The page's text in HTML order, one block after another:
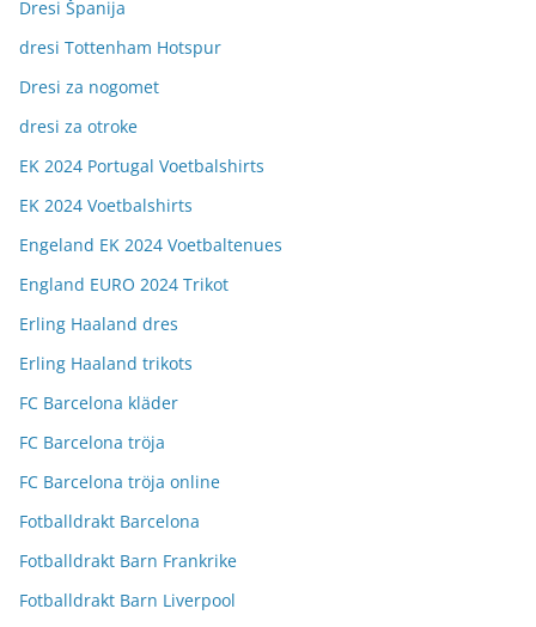
Dresi Španija
dresi Tottenham Hotspur
Dresi za nogomet
dresi za otroke
EK 2024 Portugal Voetbalshirts
EK 2024 Voetbalshirts
Engeland EK 2024 Voetbaltenues
England EURO 2024 Trikot
Erling Haaland dres
Erling Haaland trikots
FC Barcelona kläder
FC Barcelona tröja
FC Barcelona tröja online
Fotballdrakt Barcelona
Fotballdrakt Barn Frankrike
Fotballdrakt Barn Liverpool